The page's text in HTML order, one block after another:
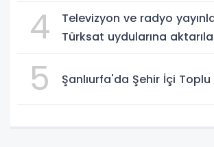
4
Televizyon ve radyo
Türksat uydularına
5 Şanlıurfa'da Şehir İçi Toplu